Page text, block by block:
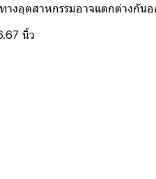
งอุตสาหกรรมอาจแตกต่างกัน
นิ้ว